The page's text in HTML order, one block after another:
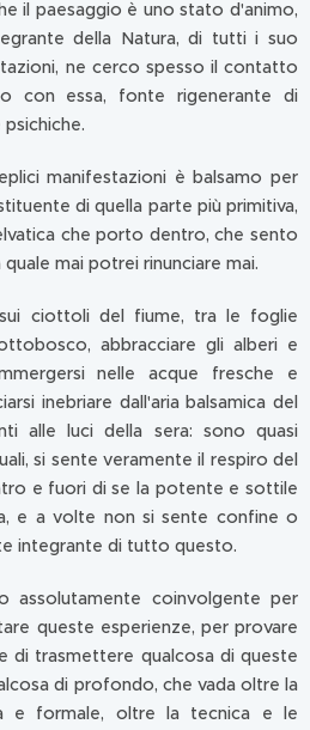
il paesaggio è uno stato d'animo,
della Natura, di tutti i suo
ne cerco spesso il contatto
con essa, fonte rigenerante di
manifestazioni è balsamo per
di quella parte più primitiva,
che porto dentro, che sento
mai potrei rinunciare mai.
ciottoli del fiume, tra le foglie
abbracciare gli alberi e
nelle acque fresche e
inebriare dall'aria balsamica del
alle luci della sera: sono quasi
si sente veramente il respiro del
e fuori di se la potente e sottile
e a volte non si sente confine o
integrante di tutto questo.
coinvolgente per
queste esperienze, per provare
di trasmettere qualcosa di queste
di profondo, che vada oltre la
e formale, oltre la tecnica e le